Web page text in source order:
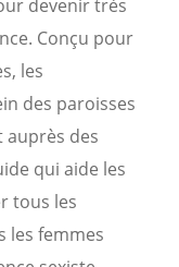
devenir très
Conçu pour
les
des paroisses
auprès des
qui aide les
tous les
les femmes